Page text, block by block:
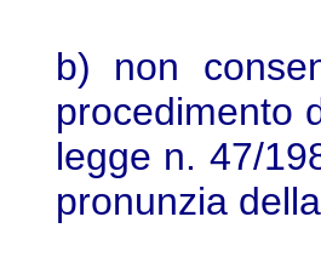
b) non
procedimento
legge n. 47/
pronunzia